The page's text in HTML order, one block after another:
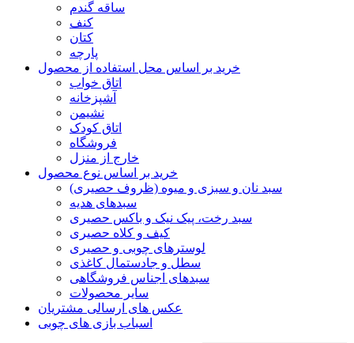
ساقه گندم
کنف
کتان
پارچه
خرید بر اساس محل استفاده از محصول
اتاق خواب
آشپزخانه
نشیمن
اتاق کودک
فروشگاه
خارج از منزل
خرید بر اساس نوع محصول
سبد نان و سبزی و میوه (ظروف حصیری)
سبدهای هدیه
سبد رخت، پیک نیک و باکس حصیری
کیف و کلاه حصیری
لوسترهای چوبی و حصیری
سطل و جادستمال کاغذی
سبدهای اجناس فروشگاهی
سایر محصولات
عکس های ارسالی مشتریان
اسباب بازی های چوبی